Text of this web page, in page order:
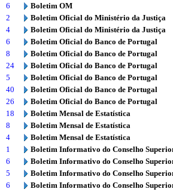
6
Boletim OM
2
Boletim Oficial do Ministério da Justiça
4
Boletim Oficial do Ministério da Justiça
6
Boletim Oficial do Banco de Portugal
8
Boletim Oficial do Banco de Portugal
24
Boletim Oficial do Banco de Portugal
5
Boletim Oficial do Banco de Portugal
40
Boletim Oficial do Banco de Portugal
26
Boletim Oficial do Banco de Portugal
18
Boletim Mensal de Estatística
8
Boletim Mensal de Estatística
4
Boletim Mensal de Estatística
1
Boletim Informativo do Conselho
6
Boletim Informativo do Conselho
5
Boletim Informativo do Conselho
6
Boletim Informativo do Conselho